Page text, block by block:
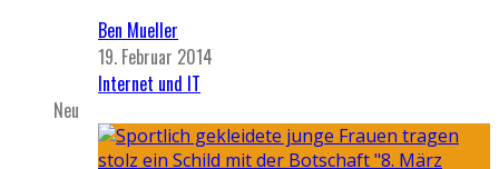
Ben Mueller
19. Februar 2014
Internet und IT
Neu